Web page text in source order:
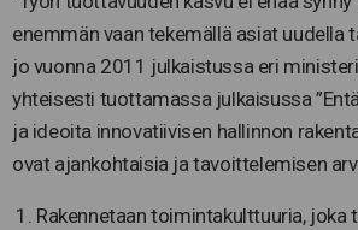
enemmän vaan tekemällä asiat uudella
jo vuonna 2011 julkaistussa eri
yhteisesti tuottamassa julkaisussa
ja ideoita innovatiivisen hallinnon
ovat ajankohtaisia ja tavoittelemisen
Rakennetaan toimintakulttuuria, joka